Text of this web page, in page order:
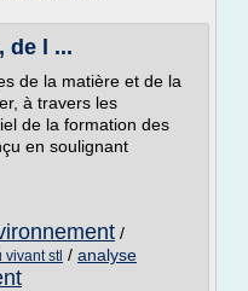
de l ...
de la matière et de la
à travers les
de la formation des
en soulignant
/
stl / analyse